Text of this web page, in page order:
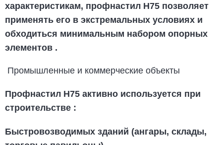
характеристикам, профнастил Н75 позволяет
применять его в экстремальных условиях и
обходиться минимальным набором опорных
элементов .
Промышленные и коммерческие объекты
Профнастил Н75 активно используется при
строительстве :
Быстровозводимых зданий (ангары, склады,